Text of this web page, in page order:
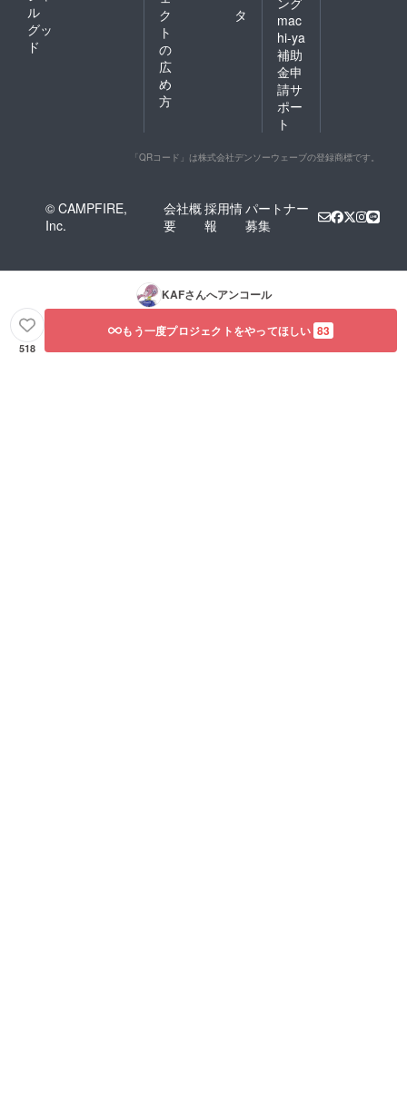
ル
グッ
ド
ク
ト
の
広
め
方
タ
mac
hi-ya
補助
金申
請サ
ポー
ト
「QRコード」は株式会社デンソーウェーブの登録商標です。
© CAMPFIRE,
Inc.
会社概
要
採用情
報
パートナー
募集
KAFさんへアンコール
518
もう一度プロジェクトをやってほしい 83